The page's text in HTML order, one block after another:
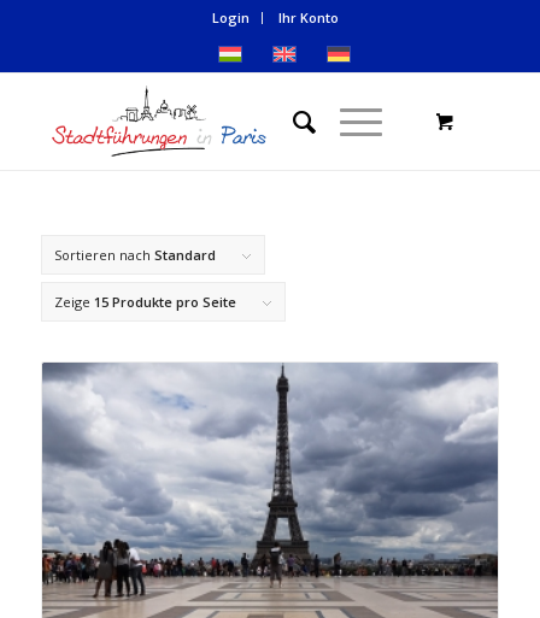
Login Ihr Konto
Sortieren nach Standard
Zeige 15 Produkte pro Seite